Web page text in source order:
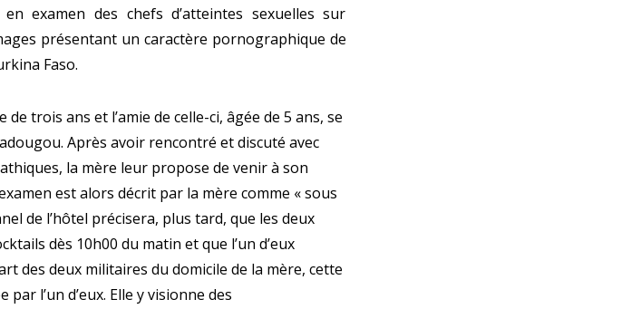
examen des chefs d’atteintes sexuelles sur
présentant un caractère pornographique de
Faso.
trois ans et l’amie de celle-ci, âgée de 5 ans, se
Après avoir rencontré et discuté avec
la mère leur propose de venir à son
est alors décrit par la mère comme « sous
de l’hôtel précisera, plus tard, que les deux
dès 10h00 du matin et que l’un d’eux
des deux militaires du domicile de la mère, cette
l’un d’eux. Elle y visionne des